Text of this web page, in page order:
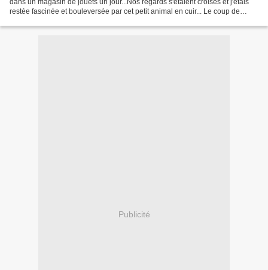
restée fascinée et bouleversée par cet petit animal en cuir... Le coup de
Publicité